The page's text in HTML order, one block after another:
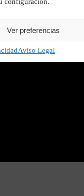
Ver preferencias
Aviso Legal